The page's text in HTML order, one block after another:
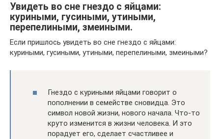
Увидеть во сне гнездо с яйцами:
куриными, гусиными, утиными,
перепелиными, змеиными.
Если пришлось увидеть во сне гнездо с яйцами:
куриными, гусиными, утиными, перепелиными, змеиными?
Гнездо с куриными яйцами говорит о
пополнении в семействе сновидца. Это
символ новой жизни, нового начала. Что-то
круто изменится в жизни человека. И это
порадует его, сделает счастливее и